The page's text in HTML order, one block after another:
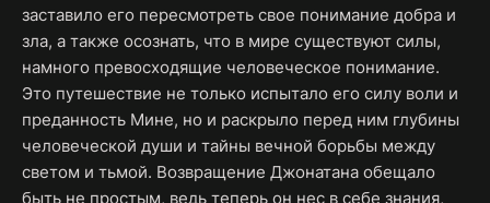
заставило его пересмотреть свое понимание добра и
зла, а также осознать, что в мире существуют силы,
намного превосходящие человеческое понимание.
Это путешествие не только испытало его силу воли и
преданность Мине, но и раскрыло перед ним глубины
человеческой души и тайны вечной борьбы между
светом и тьмой. Возвращение Джонатана обещало
быть не простым, ведь теперь он нес в себе знания,